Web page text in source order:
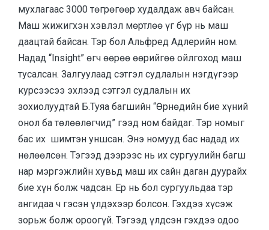
мухлагаас 3000 төгрөгөөр худалдаж авч байсан.
Маш жижигхэн хэвлэл мөртлөө үг бүр нь маш
даацтай байсан. Тэр бол Альфред Адлерийн ном.
Надад “Insight” өгч өөрөө өөрийгөө ойлгоход маш
тусалсан. Залгуулаад сэтгэл судлалын нэгдүгээр
курсээсээ эхлээд сэтгэл судлалын их
зохиолуудтай Б.Туяа багшийн “Өрнөдийн бие хүний
онол ба төлөөлөгчид” гээд ном байдаг. Тэр номыг
бас их шимтэн уншсан. Энэ номууд бас надад их
нөлөөлсөн. Тэгээд дээрээс нь их сургуулийн багш
нар мэргэжлийн хувьд маш их сайн даган дуурайх
бие хүн болж чадсан. Ер нь бол сургуульдаа тэр
ангидаа ч гэсэн үлдэхээр болсон. Гэхдээ хүсэж
зорьж болж ороогүй. Тэгээд үлдсэн гэхдээ одоо